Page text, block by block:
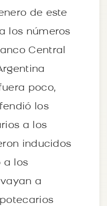
de este
los números
Central
poco,
los
a los
inducidos
a los
a